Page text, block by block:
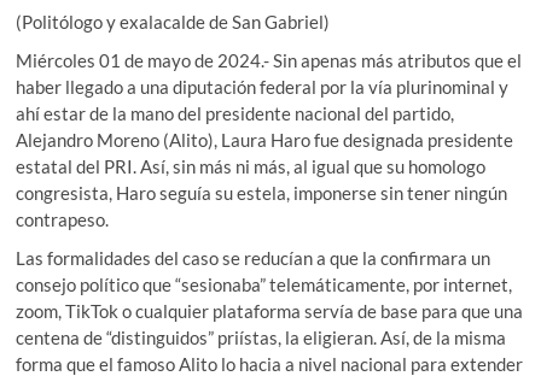
(Politólogo y exalacalde de San Gabriel)
Miércoles 01 de mayo de 2024.- Sin apenas más atributos que el
haber llegado a una diputación federal por la vía plurinominal y
ahí estar de la mano del presidente nacional del partido,
Alejandro Moreno (Alito), Laura Haro fue designada presidente
estatal del PRI. Así, sin más ni más, al igual que su homologo
congresista, Haro seguía su estela, imponerse sin tener ningún
contrapeso.
Las formalidades del caso se reducían a que la confirmara un
consejo político que “sesionaba” telemáticamente, por internet,
zoom, TikTok o cualquier plataforma servía de base para que una
centena de “distinguidos” priístas, la eligieran. Así, de la misma
forma que el famoso Alito lo hacia a nivel nacional para extender